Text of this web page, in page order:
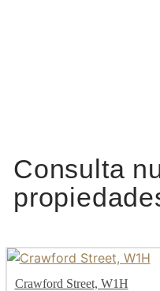
Consulta
Crawford Street, W1H